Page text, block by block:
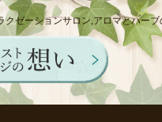
クゼーションサロン,アロマとハー